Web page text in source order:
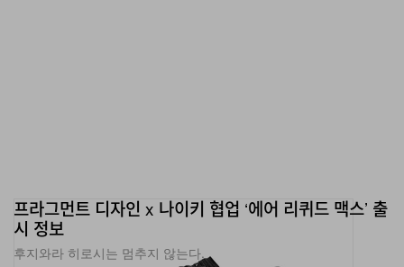
프라그먼트 디자인 x 나이키 협업 ‘에어 리퀴드 맥스’ 출
시 정보
후지와라 히로시는 멈추지 않는다.